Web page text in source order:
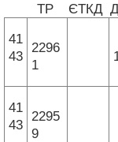
ТР
ЄТКД
41
43
2296
1
41
43
2295
9